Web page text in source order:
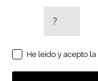
He leído y acepto la